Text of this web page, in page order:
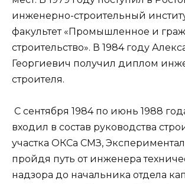
инженерно-строительный
факультет «Промышленное и
строительство». В 1984 году
Георгиевич получил диплом
строителя.
С сентября 1984 по июнь 1988
входил в состав руководства
участка ОКСа СМЗ,
пройдя путь от инженера
надзора до начальника отдела